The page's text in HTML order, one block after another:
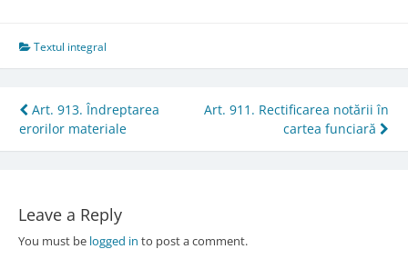
Textul integral
Post
navigation
Art. 913. Îndreptarea
erorilor materiale
Art. 911. Rectificarea notării în
cartea funciară
Leave a Reply
You must be logged in to post a comment.